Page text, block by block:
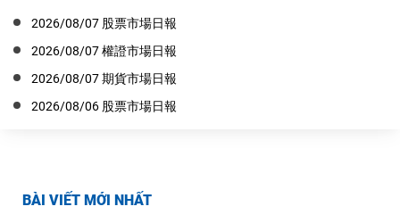
BÀI VIẾT MỚI NHẤT
2026/08/07 股票市場日報
2026/08/07 權證市場日報
2026/08/07 期貨市場日報
2026/08/06 股票市場日報